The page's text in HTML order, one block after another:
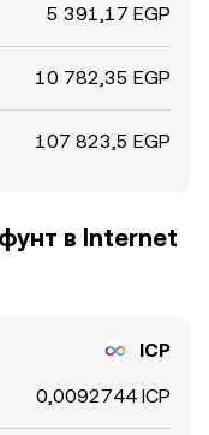
5 391,17 EGP
10 782,35 EGP
107 823,5 EGP
в Internet
ICP
0,0092744 ICP